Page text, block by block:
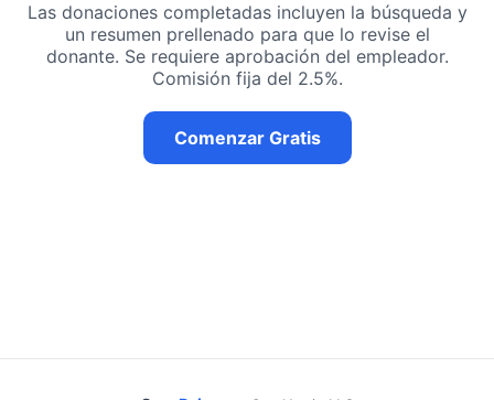
Las donaciones completadas incluyen la búsqueda y
un resumen prellenado para que lo revise el
donante. Se requiere aprobación del empleador.
Comisión fija del 2.5%.
Comenzar Gratis